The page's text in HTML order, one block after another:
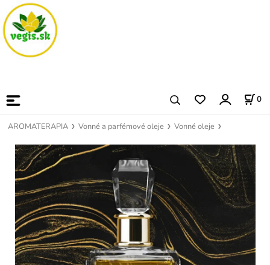
0
AROMATERAPIA Vonné a parfémové oleje Vonné oleje